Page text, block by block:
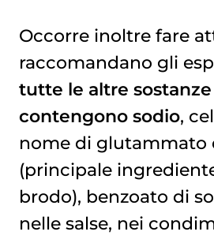
Occorre inoltre fare
raccomandano gli
tutte le altre
contengono sodio,
nome di glutammato
(principale
brodo), benzoato di
nelle salse, nei